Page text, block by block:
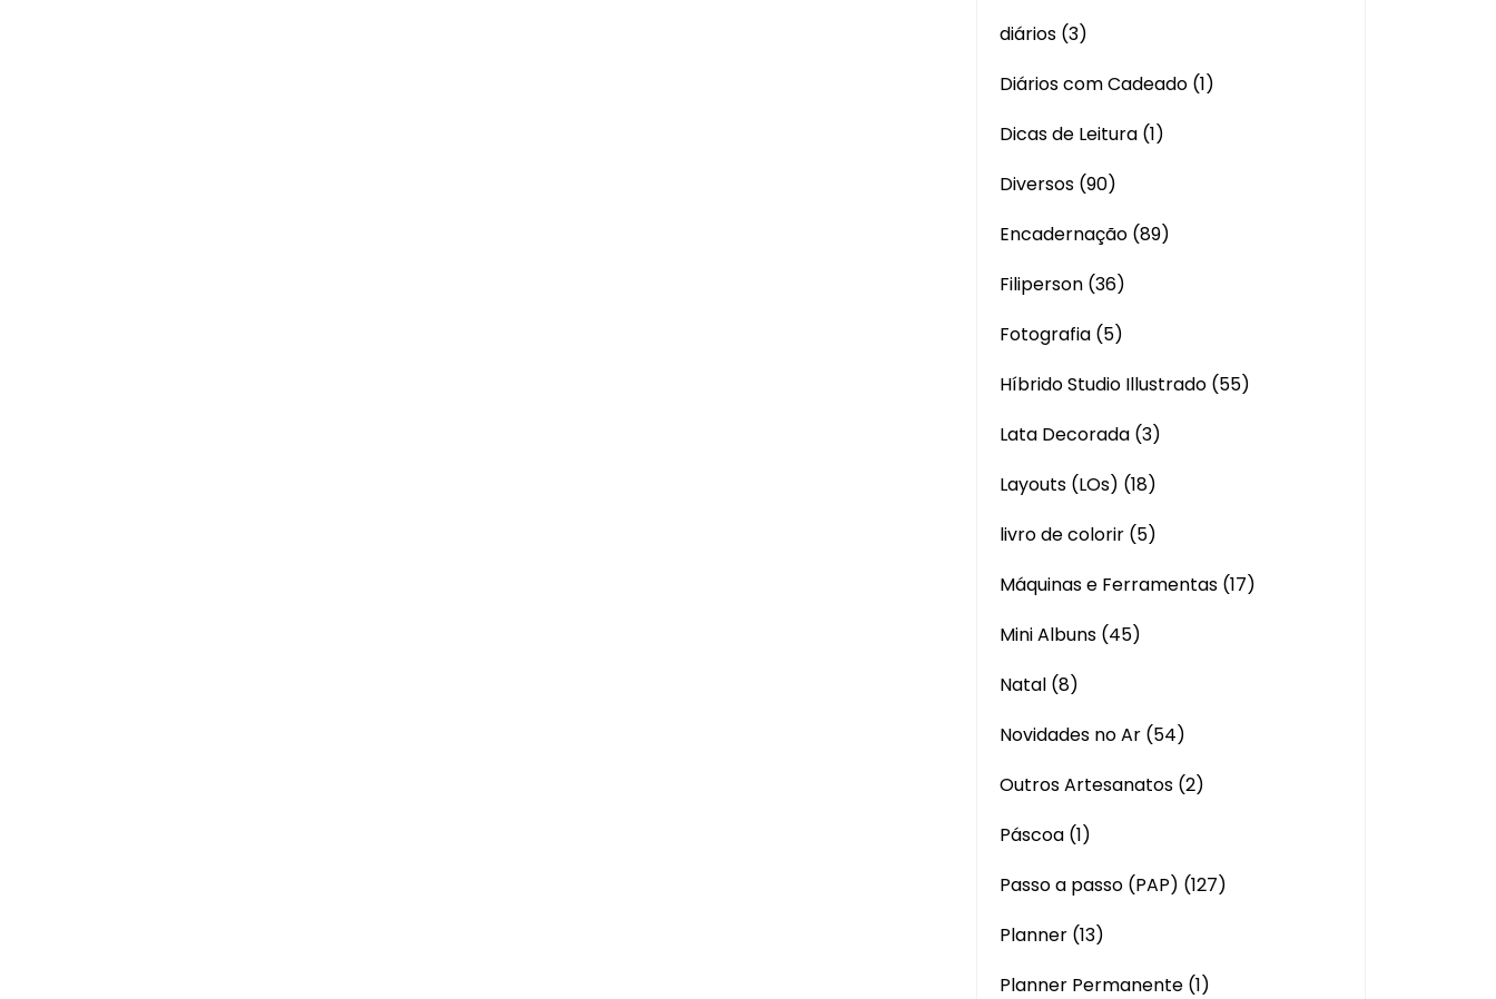
diários (3)
Diários com Cadeado (1)
Dicas de Leitura (1)
Diversos (90)
Encadernação (89)
Filiperson (36)
Fotografia (5)
Híbrido Studio Illustrado (55)
Lata Decorada (3)
Layouts (LOs) (18)
livro de colorir (5)
Máquinas e Ferramentas (17)
Mini Albuns (45)
Natal (8)
Novidades no Ar (54)
Outros Artesanatos (2)
Páscoa (1)
Passo a passo (PAP) (127)
Planner (13)
Planner Permanente (1)